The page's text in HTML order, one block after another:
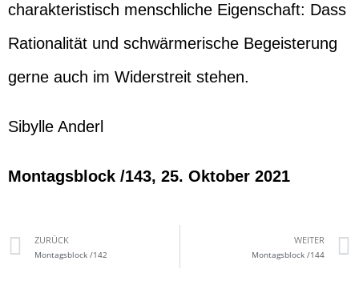
charakteristisch menschliche Eigenschaft: Dass
Rationalität und schwärmerische Begeisterung
gerne auch im Widerstreit stehen.
Sibylle Anderl
Montagsblock /143, 25. Oktober 2021
ZURÜCK
Montagsblock /142
WEITER
Montagsblock /144